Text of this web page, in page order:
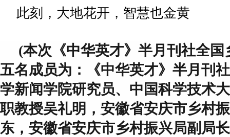
此刻，大地花开，智慧也金黄
(本次《中华英才》半月刊社全国
五名成员为：《中华英才》半月刊
学新闻学院研究员、中国科学技术
职教授吴礼明，安徽省安庆市乡村
东，安徽省安庆市乡村振兴局副局